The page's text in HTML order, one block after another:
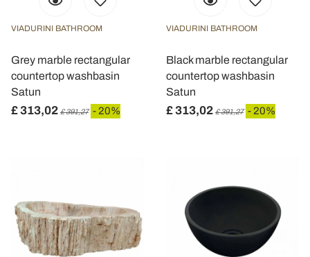
VIADURINI BATHROOM
Grey marble rectangular
countertop washbasin
Satun
£ 313,02 £ 391,27 - 20%
VIADURINI BATHROOM
Black marble rectangular
countertop washbasin
Satun
£ 313,02 £ 391,27 - 20%